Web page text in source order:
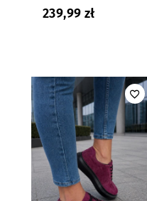
239,99 zł